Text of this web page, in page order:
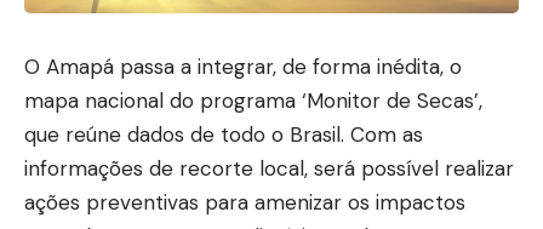
O Amapá passa a integrar, de forma inédita, o
mapa nacional do programa ‘Monitor de Secas’,
que reúne dados de todo o Brasil. Com as
informações de recorte local, será possível realizar
ações preventivas para amenizar os impactos